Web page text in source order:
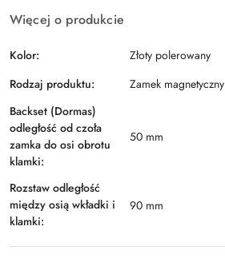
Więcej o produkcie
Kolor:
Złoty polerowany
Rodzaj produktu:
Zamek magnetyczny
Backset (Dormas)
odległość od czoła
zamka do osi obrotu
klamki:
50 mm
Rozstaw odległość
między osią wkładki i
klamki:
90 mm